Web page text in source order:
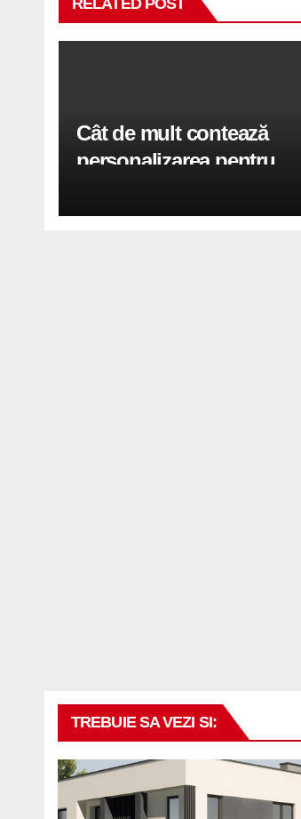
RELATED POST
Cât de mult contează
personalizarea pentru
TREBUIE SA VEZI SI: